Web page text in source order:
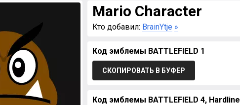
Mario Character
Кто добавил: BrainYtje »
Код эмблемы BATTLEFIELD 1
СКОПИРОВАТЬ В БУФЕР
Код эмблемы BATTLEFIELD 4, Hardline